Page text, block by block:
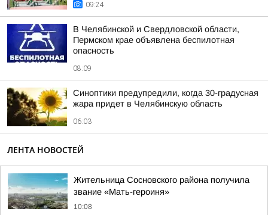
09:24
В Челябинской и Свердловской области,
Пермском крае объявлена беспилотная
опасность
08:09
Синоптики предупредили, когда 30-градусная
жара придет в Челябинскую область
06:03
ЛЕНТА НОВОСТЕЙ
Жительница Сосновского района получила
звание «Мать-героиня»
10:08